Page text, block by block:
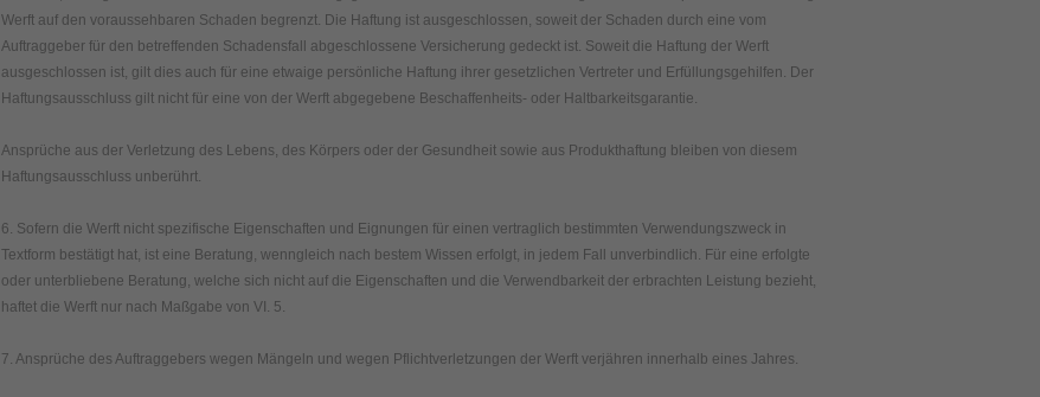
Werft auf den voraussehbaren Schaden begrenzt. Die Haftung ist ausgeschlossen, soweit der Schaden durch eine vom
Auftraggeber für den betreffenden Schadensfall abgeschlossene Versicherung gedeckt ist. Soweit die Haftung der Werft
ausgeschlossen ist, gilt dies auch für eine etwaige persönliche Haftung ihrer gesetzlichen Vertreter und Erfüllungsgehilfen. Der
Haftungsausschluss gilt nicht für eine von der Werft abgegebene Beschaffenheits- oder Haltbarkeitsgarantie.
Ansprüche aus der Verletzung des Lebens, des Körpers oder der Gesundheit sowie aus Produkthaftung bleiben von diesem
Haftungsausschluss unberührt.
6. Sofern die Werft nicht spezifische Eigenschaften und Eignungen für einen vertraglich bestimmten Verwendungszweck in
Textform bestätigt hat, ist eine Beratung, wenngleich nach bestem Wissen erfolgt, in jedem Fall unverbindlich. Für eine erfolgte
oder unterbliebene Beratung, welche sich nicht auf die Eigenschaften und die Verwendbarkeit der erbrachten Leistung bezieht,
haftet die Werft nur nach Maßgabe von VI. 5.
7. Ansprüche des Auftraggebers wegen Mängeln und wegen Pflichtverletzungen der Werft verjähren innerhalb eines Jahres.